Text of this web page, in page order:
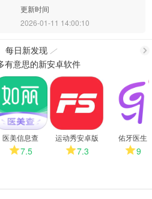
更新时间
2026-01-11 14:00:10
每日新发现
多
有意思的新安卓软件
医美信息查
7.5
运动秀安卓版
7.3
佑牙医生
9